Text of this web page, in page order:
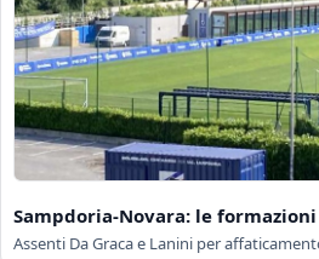
Sampdoria-Novara: le
Assenti Da Graca e Lanini per